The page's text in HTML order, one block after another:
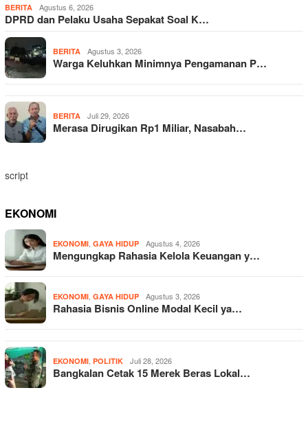
BERITA Agustus 6, 2026
DPRD dan Pelaku Usaha Sepakat Soal K…
BERITA Agustus 3, 2026
Warga Keluhkan Minimnya Pengamanan P…
BERITA Juli 29, 2026
Merasa Dirugikan Rp1 Miliar, Nasabah…
script
EKONOMI
EKONOMI GAYA HIDUP Agustus 4, 2026
Mengungkap Rahasia Kelola Keuangan y…
EKONOMI GAYA HIDUP Agustus 3, 2026
Rahasia Bisnis Online Modal Kecil ya…
EKONOMI POLITIK Juli 28, 2026
Bangkalan Cetak 15 Merek Beras Lokal…